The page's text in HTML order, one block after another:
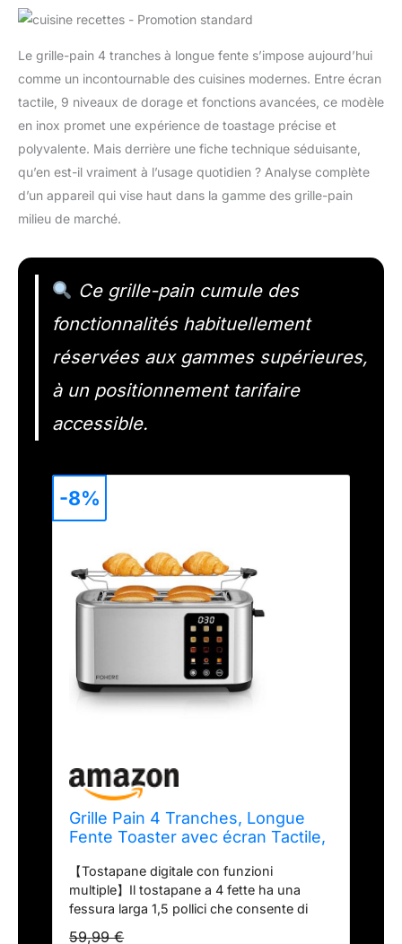
Le grille-pain 4 tranches à longue fente s’impose aujourd’hui
comme un incontournable des cuisines modernes. Entre écran
tactile, 9 niveaux de dorage et fonctions avancées, ce modèle
en inox promet une expérience de toastage précise et
polyvalente. Mais derrière une fiche technique séduisante,
qu’en est-il vraiment à l’usage quotidien ? Analyse complète
d’un appareil qui vise haut dans la gamme des grille-pain
milieu de marché.
Ce grille-pain cumule des
fonctionnalités habituellement
réservées aux gammes supérieures,
à un positionnement tarifaire
accessible.
Grille Pain 4 Tranches, Longue
Fente Toaster avec écran Tactile,
Pain, Inox Grille Pain, Tiroir
Ramasse Miettes Amovible,
D'annulation/Décongélation/Réch
auffage, Argent
【Tostapane digitale con funzioni
multiple】Il tostapane a 4 fette ha una
fessura larga 1,5 pollici che consente di
inserire fette di pane lunghe e spesse.
59,99 €
-8%